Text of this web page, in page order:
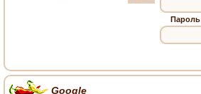
Пароль
Google